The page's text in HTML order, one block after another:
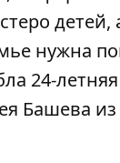
нужна
24-
Башева